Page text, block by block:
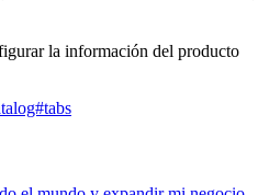
la información del producto